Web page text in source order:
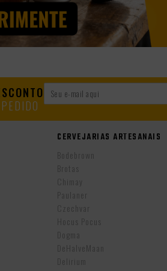
CERVEJARIAS ARTESANAIS
Bodebrown
Brotas
Chimay
Paulaner
Czechvar
Hocus Pocus
Dogma
DeHalveMaan
Delirium